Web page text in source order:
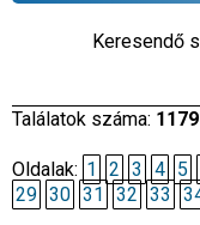
Keresendő
Találatok száma: 1179
Oldalak: 1 2 3 4 5
29 30 31 32 33